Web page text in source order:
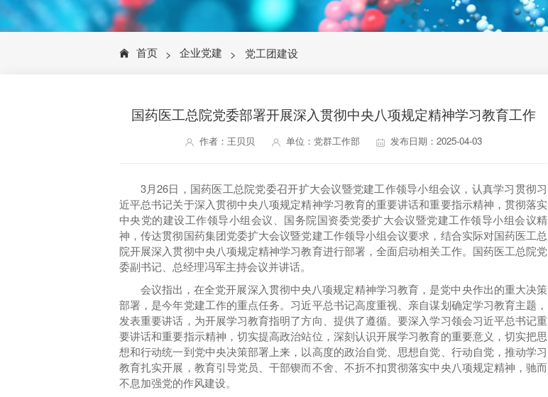
首页 > 企业党建 > 党工团建设
国药医工总院党委部署开展深入贯彻中央八项规定精神学习教育工作
作者：王贝贝 单位：党群工作部 发布日期：2025-04-03
3月26日，国药医工总院党委召开扩大会议暨党建工作领导小组会议，认真学习贯彻习
近平总书记关于深入贯彻中央八项规定精神学习教育的重要讲话和重要指示精神，贯彻落实
中央党的建设工作领导小组会议、国务院国资委党委扩大会议暨党建工作领导小组会议精
神，传达贯彻国药集团党委扩大会议暨党建工作领导小组会议要求，结合实际对国药医工总
院开展深入贯彻中央八项规定精神学习教育进行部署，全面启动相关工作。国药医工总院党
委副书记、总经理冯军主持会议并讲话。
会议指出，在全党开展深入贯彻中央八项规定精神学习教育，是党中央作出的重大决策
部署，是今年党建工作的重点任务。习近平总书记高度重视、亲自谋划确定学习教育主题，
发表重要讲话，为开展学习教育指明了方向、提供了遵循。要深入学习领会习近平总书记重
要讲话和重要指示精神，切实提高政治站位，深刻认识开展学习教育的重要意义，切实把思
想和行动统一到党中央决策部署上来，以高度的政治自觉、思想自觉、行动自觉，推动学习
教育扎实开展，教育引导党员、干部锲而不舍、不折不扣贯彻落实中央八项规定精神，驰而
不息加强党的作风建设。